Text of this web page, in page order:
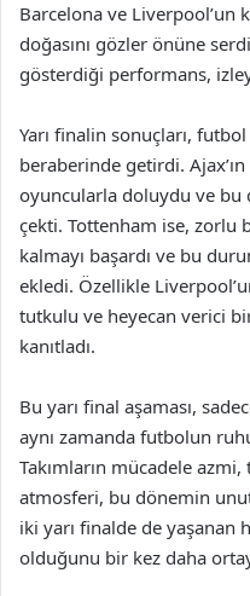
Barcelona ve Liverpool’un
doğasını gözler önüne
gösterdiği performans,
Yarı finalin sonuçları,
beraberinde getirdi.
oyuncularla doluydu ve
çekti. Tottenham ise, zorlu
kalmayı başardı ve bu
ekledi. Özellikle
tutkulu ve heyecan verici
kanıtladı.
Bu yarı final aşaması,
aynı zamanda futbolun
Takımların mücadele
atmosferi, bu dönemin
iki yarı finalde de yaşanan
olduğunu bir kez daha